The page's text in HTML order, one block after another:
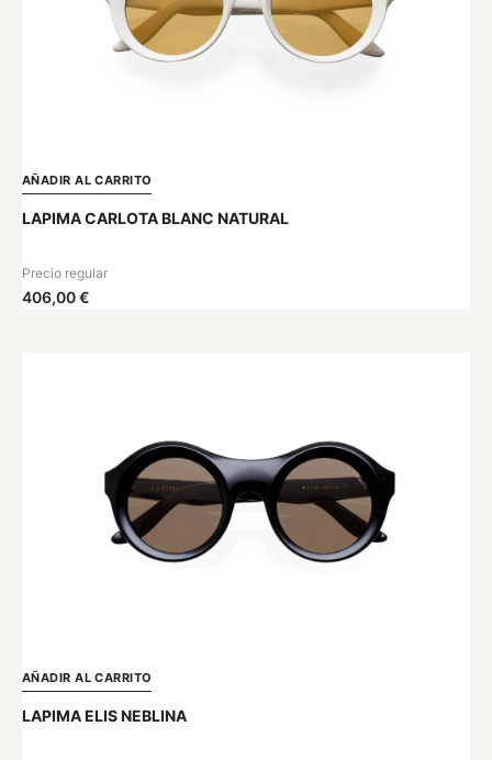
AÑADIR AL CARRITO
LAPIMA CARLOTA BLANC NATURAL
Precio regular
406,00 €
AÑADIR AL CARRITO
LAPIMA ELIS NEBLINA